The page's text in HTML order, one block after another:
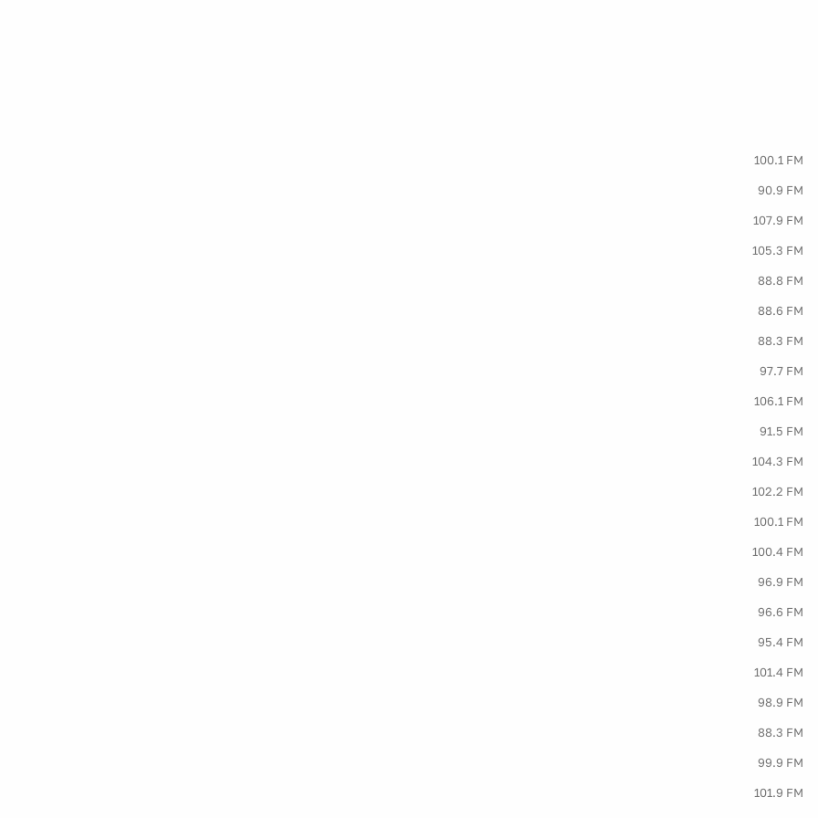
100.1 FM
90.9 FM
107.9 FM
105.3 FM
88.8 FM
88.6 FM
88.3 FM
97.7 FM
106.1 FM
91.5 FM
104.3 FM
102.2 FM
100.1 FM
100.4 FM
96.9 FM
96.6 FM
95.4 FM
101.4 FM
98.9 FM
88.3 FM
99.9 FM
101.9 FM